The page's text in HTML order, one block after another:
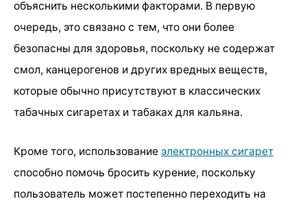
объяснить несколькими факторами. В первую
очередь, это связано с тем, что они более
безопасны для здоровья, поскольку не содержат
смол, канцерогенов и других вредных веществ,
которые обычно присутствуют в классических
табачных сигаретах и табаках для кальяна.
Кроме того, использование электронных сигарет
способно помочь бросить курение, поскольку
пользователь может постепенно переходить на